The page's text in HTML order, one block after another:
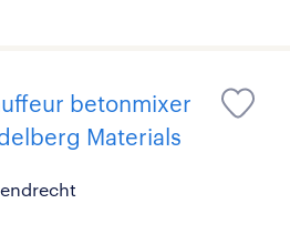
betonmixer
Materials